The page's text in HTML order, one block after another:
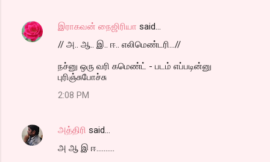
இராகவன் நைஜிரியா said…
// அ.. ஆ.. இ.. ஈ.. எலிமெண்டரி...//
நச்னு ஒரு வரி கமெண்ட் - படம் எப்படின்னு
புரிஞ்சுபோச்சு
2:08 PM
அத்திரி said…
அ ஆ இ ஈ..........